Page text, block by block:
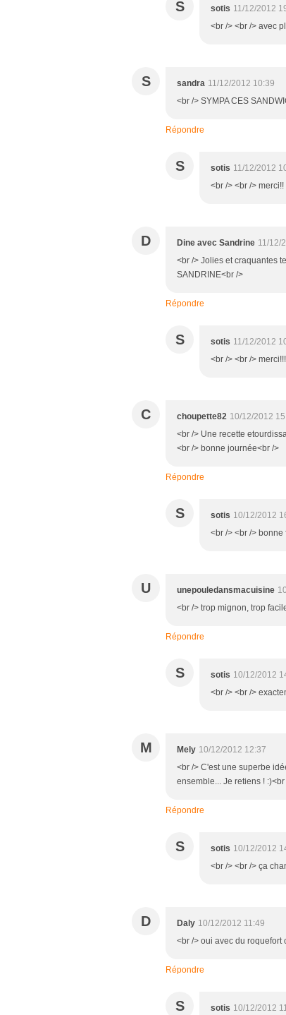
S sotis 11/12/2012
<br /> <br /> avec
S sandra 11/12/2012 10:39
<br /> SYMPA CES
Répondre
S sotis 11/12/2012
<br /> <br />
D Dine avec Sandrine 11/12/
<br /> Jolies et craquantes
SANDRINE<br />
Répondre
S sotis 11/12/2012
<br /> <br />
C choupette82 10/12/2012
<br /> Une recette
<br /> bonne journée<br />
Répondre
S sotis 10/12/2012
<br /> <br />
U unepouledansmacuisine
<br /> trop mignon, trop
Répondre
S sotis 10/12/2012
<br /> <br />
M Mely 10/12/2012 12:37
<br /> C'est une superbe
ensemble... Je retiens ! :)<br
Répondre
S sotis 10/12/2012
<br /> <br /> ça
D Daly 10/12/2012 11:49
<br /> oui avec du roquefort
Répondre
S sotis 10/12/2012